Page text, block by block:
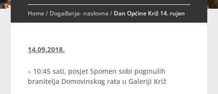
Home/ Događanja- naslovna / Dan Općine Križ 14. rujan
14.09.2018.
– 10:45 sati, posjet Spomen sobi poginulih
branitelja Domovinskog rata u Galeriji Križ